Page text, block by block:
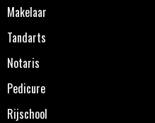
Makelaar
Tandarts
Notaris
Pedicure
Rijschool